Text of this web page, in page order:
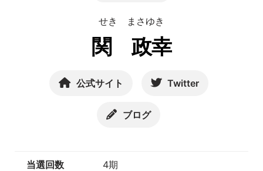
せき まさゆき
関 政幸
公式サイト Twitter
ブログ
当選回数 4期